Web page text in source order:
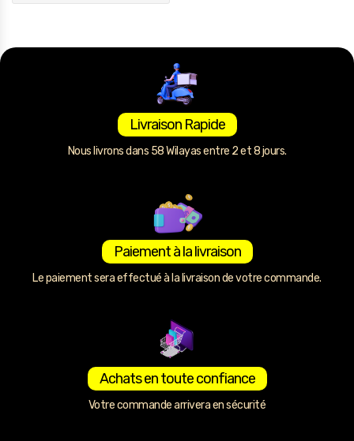
Livraison Rapide
Nous livrons dans 58 Wilayas entre 2 et 8 jours.
Paiement à la livraison
Le paiement sera effectué à la livraison de votre commande.
Achats en toute confiance
Votre commande arrivera en sécurité